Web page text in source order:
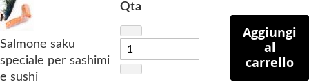
m
a
g
e
s
Salmone saku
speciale per sashimi
e sushi
Qta
Aggiungi
al
carrello